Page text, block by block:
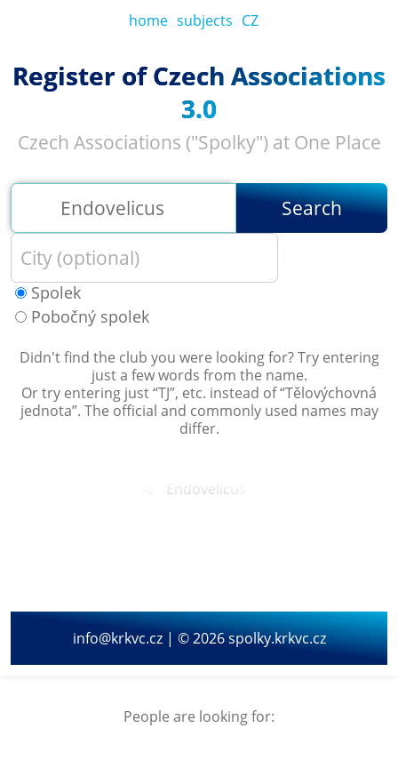
home subjects CZ
Register of Czech Associations
3.0
Czech Associations ("Spolky") at One Place
Search
Spolek
Pobočný spolek
Didn't find the club you were looking for? Try entering
just a few words from the name.
Or try entering just “TJ”, etc. instead of “Tělovýchovná
jednota”. The official and commonly used names may
differ.
info@krkvc.cz | © 2026 spolky.krkvc.cz
People are looking for: